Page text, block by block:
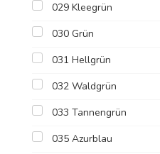
029 Kleegrün
030 Grün
031 Hellgrün
032 Waldgrün
033 Tannengrün
035 Azurblau